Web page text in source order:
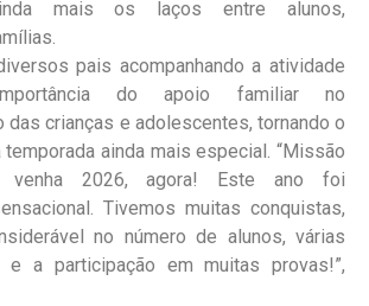
mais os laços entre alunos,
pais acompanhando a atividade
do apoio familiar no
das crianças e adolescentes, tornando o
temporada ainda mais especial. “Missão
venha 2026, agora! Este ano foi
Tivemos muitas conquistas,
no número de alunos, várias
e a participação em muitas provas!”,